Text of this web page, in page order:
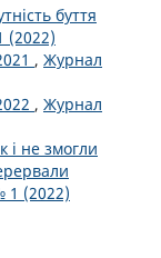
буття
(2022)
, Журнал
, Журнал
і не змогли
1 (2022)